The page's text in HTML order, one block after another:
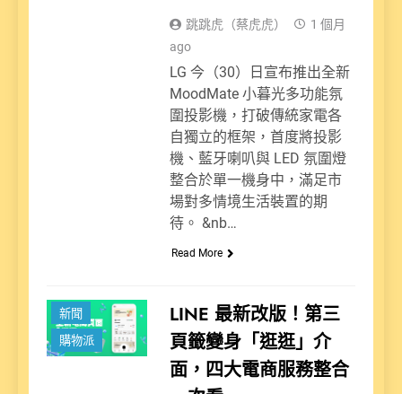
跳跳虎（蔡虎虎）
1 個月
ago
LG 今（30）日宣布推出全新
MoodMate 小暮光多功能氛
圍投影機，打破傳統家電各
自獨立的框架，首度將投影
機、藍牙喇叭與 LED 氛圍燈
整合於單一機身中，滿足市
場對多情境生活裝置的期
待。 &nb…
Read More
新聞
購物派
LINE 最新改版！第三
頁籤變身「逛逛」介
面，四大電商服務整合